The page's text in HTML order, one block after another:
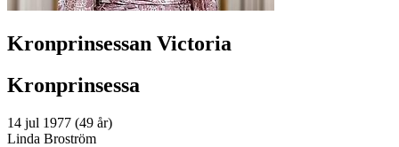
Kronprinsessan Victoria
Kronprinsessa
14 jul 1977 (49 år)
Linda Broström